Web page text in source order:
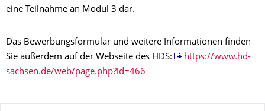
eine Teilnahme an Modul 3 dar.
Das Bewerbungsformular und weitere Informationen finden
Sie außerdem auf der Webseite des HDS:
https://www.hd-
sachsen.de/web/page.php?id=466